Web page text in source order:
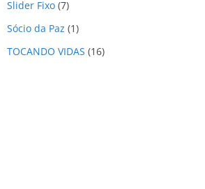
Slider Fixo (7)
Sócio da Paz (1)
TOCANDO VIDAS (16)